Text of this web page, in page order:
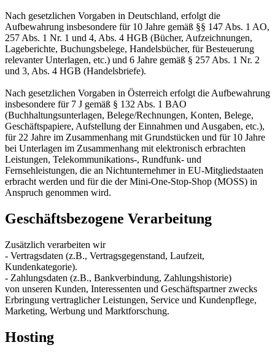
Nach gesetzlichen Vorgaben in Deutschland, erfolgt die
Aufbewahrung insbesondere für 10 Jahre gemäß §§ 147 Abs. 1 AO,
257 Abs. 1 Nr. 1 und 4, Abs. 4 HGB (Bücher, Aufzeichnungen,
Lageberichte, Buchungsbelege, Handelsbücher, für Besteuerung
relevanter Unterlagen, etc.) und 6 Jahre gemäß § 257 Abs. 1 Nr. 2
und 3, Abs. 4 HGB (Handelsbriefe).
Nach gesetzlichen Vorgaben in Österreich erfolgt die Aufbewahrung
insbesondere für 7 J gemäß § 132 Abs. 1 BAO
(Buchhaltungsunterlagen, Belege/Rechnungen, Konten, Belege,
Geschäftspapiere, Aufstellung der Einnahmen und Ausgaben, etc.),
für 22 Jahre im Zusammenhang mit Grundstücken und für 10 Jahre
bei Unterlagen im Zusammenhang mit elektronisch erbrachten
Leistungen, Telekommunikations-, Rundfunk- und
Fernsehleistungen, die an Nichtunternehmer in EU-Mitgliedstaaten
erbracht werden und für die der Mini-One-Stop-Shop (MOSS) in
Anspruch genommen wird.
Geschäftsbezogene Verarbeitung
Zusätzlich verarbeiten wir
- Vertragsdaten (z.B., Vertragsgegenstand, Laufzeit,
Kundenkategorie).
- Zahlungsdaten (z.B., Bankverbindung, Zahlungshistorie)
von unseren Kunden, Interessenten und Geschäftspartner zwecks
Erbringung vertraglicher Leistungen, Service und Kundenpflege,
Marketing, Werbung und Marktforschung.
Hosting